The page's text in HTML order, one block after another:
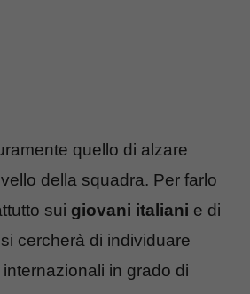
quello di alzare
della squadra. Per farlo
sui giovani italiani e di
cercherà di individuare
in grado di